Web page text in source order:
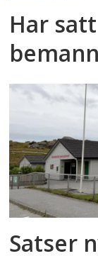
Har
Satser